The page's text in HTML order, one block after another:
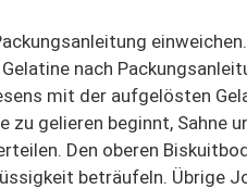
nach
mit der aufgelösten
zu gelieren beginnt, Sahne
Den oberen
beträufeln. Übrige